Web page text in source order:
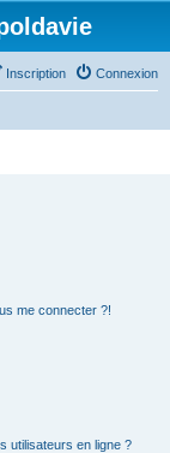
Connexion
Inscription
me connecter ?!
utilisateurs en ligne ?